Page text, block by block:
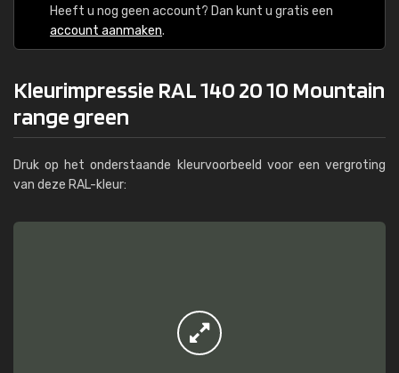
Heeft u nog geen account? Dan kunt u gratis een
account aanmaken.
Kleurimpressie RAL 140 20 10 Mountain
range green
Druk op het onderstaande kleurvoorbeeld voor een vergroting
van deze RAL-kleur: